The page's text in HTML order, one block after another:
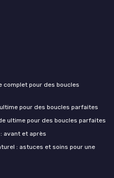
complet pour des boucles
pour des boucles parfaites
ultime pour des boucles parfaites
avant et après
: astuces et soins pour une